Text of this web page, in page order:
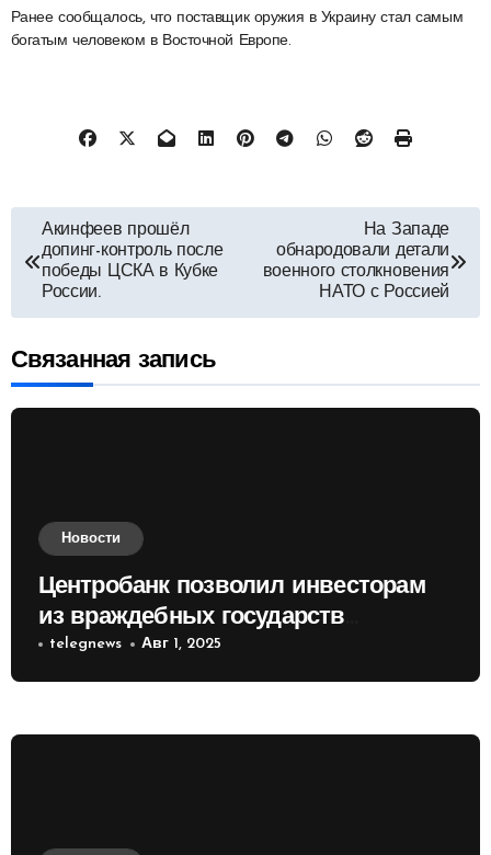
Ранее сообщалось, что поставщик оружия в Украину стал самым
богатым человеком в Восточной Европе.
Навигация
по
записям
Акинфеев прошёл
допинг-контроль после
победы ЦСКА в Кубке
России.
На Западе
обнародовали детали
военного столкновения
НАТО с Россией
Связанная запись
Новости
Центробанк позволил инвесторам
из враждебных государств
приобретать валюту
telegnews Авг 1, 2025